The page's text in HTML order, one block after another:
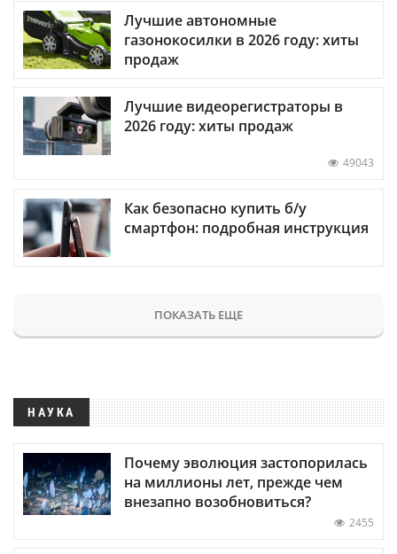
Лучшие автономные
газонокосилки в 2026 году: хиты
продаж
Лучшие видеорегистраторы в
2026 году: хиты продаж
49043
Как безопасно купить б/у
смартфон: подробная инструкция
ПОКАЗАТЬ ЕЩЕ
НАУКА
Почему эволюция застопорилась
на миллионы лет, прежде чем
внезапно возобновиться?
2455